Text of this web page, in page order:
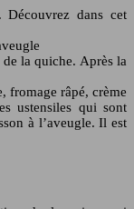
Découvrez dans cet
la quiche. Après la
fromage râpé, crème
ustensiles qui sont
à l’aveugle. Il est